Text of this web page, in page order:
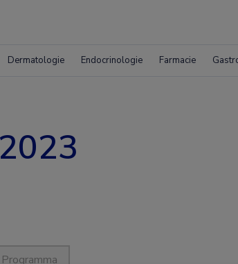
Dermatologie Endocrinologie Farmacie
Programma